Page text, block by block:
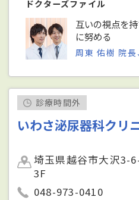
ドクターズファイル
互いの視点を
に努める
周東 佑樹 院
診療時間外
いわさ泌尿器科クリ
埼玉県越谷市大沢
3F
048-973-0410